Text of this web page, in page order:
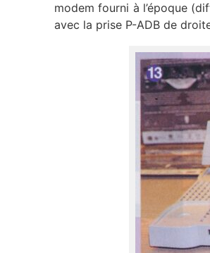
modem fourni à l’époque
avec la prise P-ADB de